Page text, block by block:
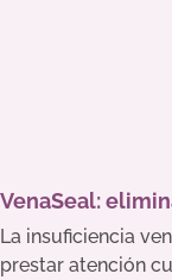
VenaSeal:
La insuficiencia
prestar atención